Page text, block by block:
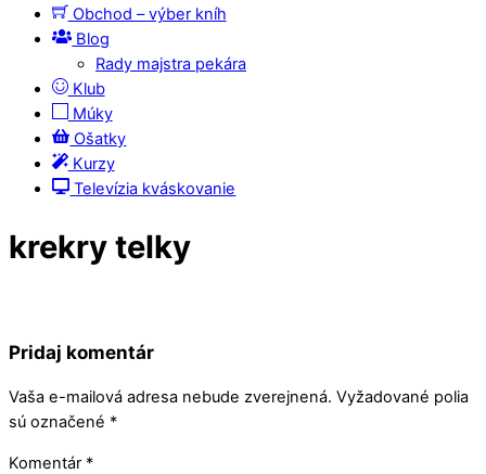
Obchod – výber kníh
Blog
Rady majstra pekára
Klub
Múky
Ošatky
Kurzy
Televízia kváskovanie
krekry telky
Pridaj komentár
Vaša e-mailová adresa nebude zverejnená. Vyžadované polia
sú označené *
Komentár *